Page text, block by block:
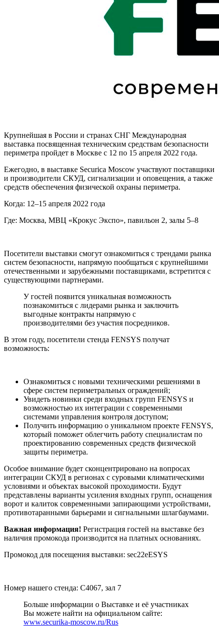
Крупнейшая в России и странах СНГ Международная
выставка посвященная техническим средствам безопасности
периметра пройдет в Москве с 12 по 15 апреля 2022 года.
Ежегодно, в выставке Securica Moscow участвуют поставщики
и производители СКУД, сигнализации и оповещения, а также
средств обеспечения физической охраны периметра.
Когда: 12–15 апреля 2022 года
Где: Москва, МВЦ «Крокус Экспо», павильон 2, залы 5–8
Посетители выставки смогут ознакомиться с трендами рынка
систем безопасности, напрямую пообщаться с крупнейшими
отечественными и зарубежными поставщиками, встретится с
существующими партнерами.
У гостей появится уникальная возможность
познакомиться с лидерами рынка и заключить
выгодные контракты напрямую с
производителями без участия посредников.
В этом году, посетители стенда FENSYS получат
возможность:
Ознакомиться с новыми техническими решениями в
сфере систем периметральных ограждений;
Увидеть новинки среди входных групп FENSYS и
возможностью их интеграции с современными
системами управления контроля доступом;
Получить информацию о уникальном проекте FENSYS,
который поможет облегчить работу специалистам по
проектированию современных средств физической
защиты периметра.
Особое внимание будет сконцентрировано на вопросах
интеграции СКУД в регионах с суровыми климатическими
условиями и объектах высокой проходимости. Будут
представлены варианты усиления входных групп, оснащения
ворот и калиток современными запирающими устройствами,
противотаранными барьерами и сигнальными шлагбаумами.
Важная информация! Регистрация гостей на выставке без
наличия промокода производится на платных основаниях.
Промокод для посещения выставки: sec22eESYS
Номер нашего стенда: C4067, зал 7
Больше информации о Выставке и её участниках
Вы можете найти на официальном сайте:
www.securika-moscow.ru/Rus